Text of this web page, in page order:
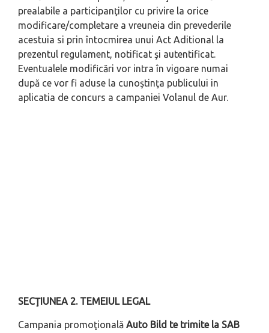
prealabile a participanţilor cu privire la orice
modificare/completare a vreuneia din prevederile
acestuia si prin întocmirea unui Act Aditional la
prezentul regulament, notificat şi autentificat.
Eventualele modificări vor intra în vigoare numai
după ce vor fi aduse la cunoştinţa publicului in
aplicatia de concurs a campaniei Volanul de Aur.
SECŢIUNEA 2. TEMEIUL LEGAL
Campania promoţională Auto Bild te trimite la SAB